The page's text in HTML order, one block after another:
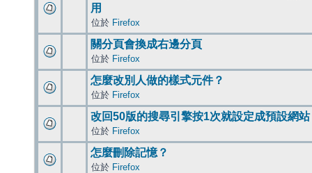
用
位於 Firefox
關分頁會換成右邊分頁
位於 Firefox
怎麼改別人做的樣式元件？
位於 Firefox
改回50版的搜尋引擎按1次就設定成預設網站
位於 Firefox
怎麼刪除記憶？
位於 Firefox